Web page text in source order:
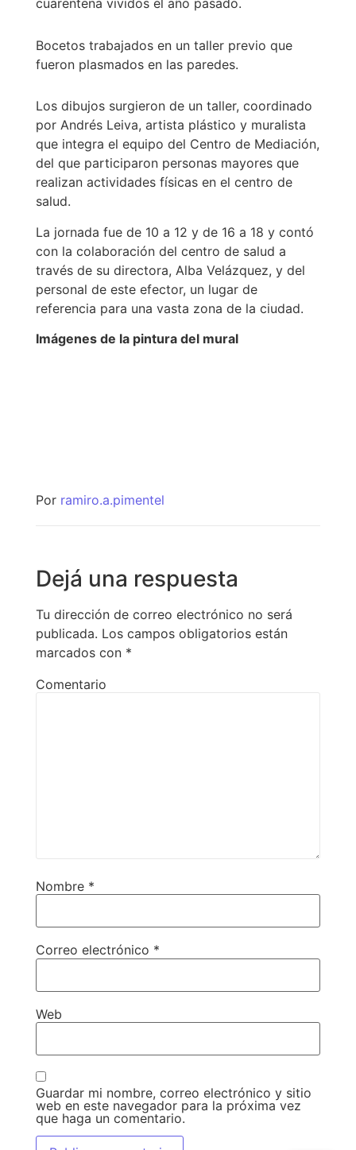
Bocetos trabajados en un taller previo que
fueron plasmados en las paredes.
Los dibujos surgieron de un taller, coordinado
por Andrés Leiva, artista plástico y muralista
que integra el equipo del Centro de Mediación,
del que participaron personas mayores que
realizan actividades físicas en el centro de
salud.
La jornada fue de 10 a 12 y de 16 a 18 y contó
con la colaboración del centro de salud a
través de su directora, Alba Velázquez, y del
personal de este efector, un lugar de
referencia para una vasta zona de la ciudad.
Imágenes de la pintura del mural
Por ramiro.a.pimentel
Dejá una respuesta
Tu dirección de correo electrónico no será
publicada. Los campos obligatorios están
marcados con *
Comentario
Nombre *
Correo electrónico *
Web
Guardar mi nombre, correo electrónico y sitio
web en este navegador para la próxima vez
que haga un comentario.